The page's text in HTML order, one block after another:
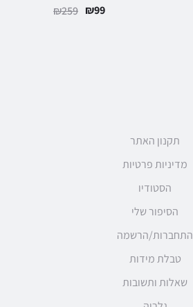
₪259 ₪99
תקנון האתר
מדיניות פרטיות
הסטודיו
הסיפור שלי
התחברות/הרשמה
טבלת מידות
שאלות ותשובות